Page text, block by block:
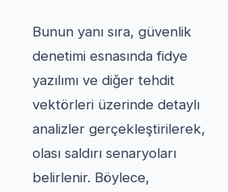
Bunun yanı sıra, güvenlik
denetimi esnasında fidye
yazılımı ve diğer tehdit
vektörleri üzerinde detaylı
analizler gerçekleştirilerek,
olası saldırı senaryoları
belirlenir. Böylece,